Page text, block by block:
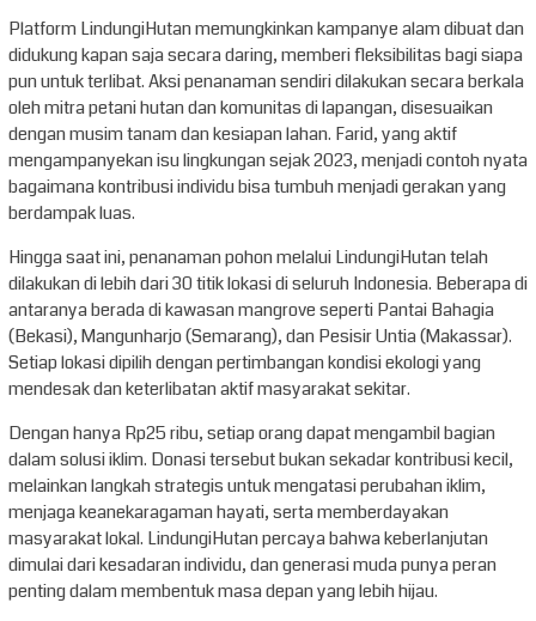
Platform LindungiHutan memungkinkan kampanye alam dibuat dan
didukung kapan saja secara daring, memberi fleksibilitas bagi siapa
pun untuk terlibat. Aksi penanaman sendiri dilakukan secara berkala
oleh mitra petani hutan dan komunitas di lapangan, disesuaikan
dengan musim tanam dan kesiapan lahan. Farid, yang aktif
mengampanyekan isu lingkungan sejak 2023, menjadi contoh nyata
bagaimana kontribusi individu bisa tumbuh menjadi gerakan yang
berdampak luas.
Hingga saat ini, penanaman pohon melalui LindungiHutan telah
dilakukan di lebih dari 30 titik lokasi di seluruh Indonesia. Beberapa di
antaranya berada di kawasan mangrove seperti Pantai Bahagia
(Bekasi), Mangunharjo (Semarang), dan Pesisir Untia (Makassar).
Setiap lokasi dipilih dengan pertimbangan kondisi ekologi yang
mendesak dan keterlibatan aktif masyarakat sekitar.
Dengan hanya Rp25 ribu, setiap orang dapat mengambil bagian
dalam solusi iklim. Donasi tersebut bukan sekadar kontribusi kecil,
melainkan langkah strategis untuk mengatasi perubahan iklim,
menjaga keanekaragaman hayati, serta memberdayakan
masyarakat lokal. LindungiHutan percaya bahwa keberlanjutan
dimulai dari kesadaran individu, dan generasi muda punya peran
penting dalam membentuk masa depan yang lebih hijau.